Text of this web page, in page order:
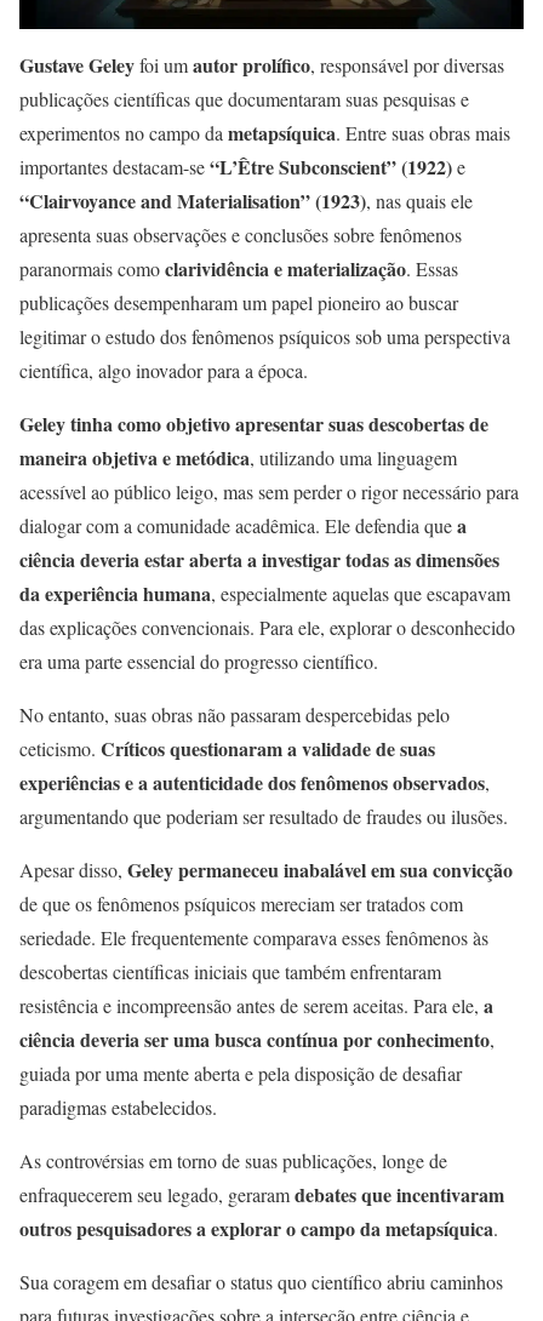
Gustave Geleyfoi umautor prolífico, responsável por diversas
publicações científicas que documentaram suas pesquisas e
experimentos no campo da metapsíquica. Entre suas obras mais
importantes destacam-se“L’Être Subconscient” (1922)e
“Clairvoyance and Materialisation” (1923), nas quais ele
apresenta suas observações e conclusões sobre fenômenos
paranormais comoclarividência e materialização. Essas
publicações desempenharam um papel pioneiro ao buscar
legitimar o estudo dos fenômenos psíquicos sob uma perspectiva
científica, algo inovador para a época.
Geley tinha como objetivo apresentar suas descobertas de
maneira objetiva e metódica, utilizando uma linguagem
acessível ao público leigo, mas sem perder o rigor necessário para
dialogar com a comunidade acadêmica. Ele defendia quea
ciência deveria estar aberta a investigar todas as dimensões
da experiência humana, especialmente aquelas que escapavam
das explicações convencionais. Para ele, explorar o desconhecido
era uma parte essencial do progresso científico.
No entanto, suas obras não passaram despercebidas pelo
ceticismo. Críticos questionaram a validade de suas
experiências e a autenticidade dos fenômenos observados,
argumentando que poderiam ser resultado de fraudes ou ilusões.
Apesar disso, Geley permaneceu inabalável em sua convicção
de que os fenômenos psíquicos mereciam ser tratados com
seriedade. Ele frequentemente comparava esses fenômenos às
descobertas científicas iniciais que também enfrentaram
resistência e incompreensão antes de serem aceitas. Para ele, a
ciência deveria ser uma busca contínua por conhecimento,
guiada por uma mente aberta e pela disposição de desafiar
paradigmas estabelecidos.
As controvérsias em torno de suas publicações, longe de
enfraquecerem seu legado, geraramdebates que incentivaram
outros pesquisadores a explorar o campo da metapsíquica.
Sua coragem em desafiar o status quo científico abriu caminhos
para futuras investigações sobre a interseção entre ciência e